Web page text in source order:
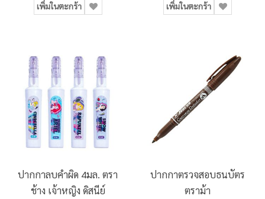
เพิ่มในตะกร้า เพิ่มในตะกร้า
ปากกาลบคำผิด 4มล. ตรา
ช้าง เจ้าหญิง ดิสนีย์
ปากกาตรวจสอบธนบัตร
ตราม้า